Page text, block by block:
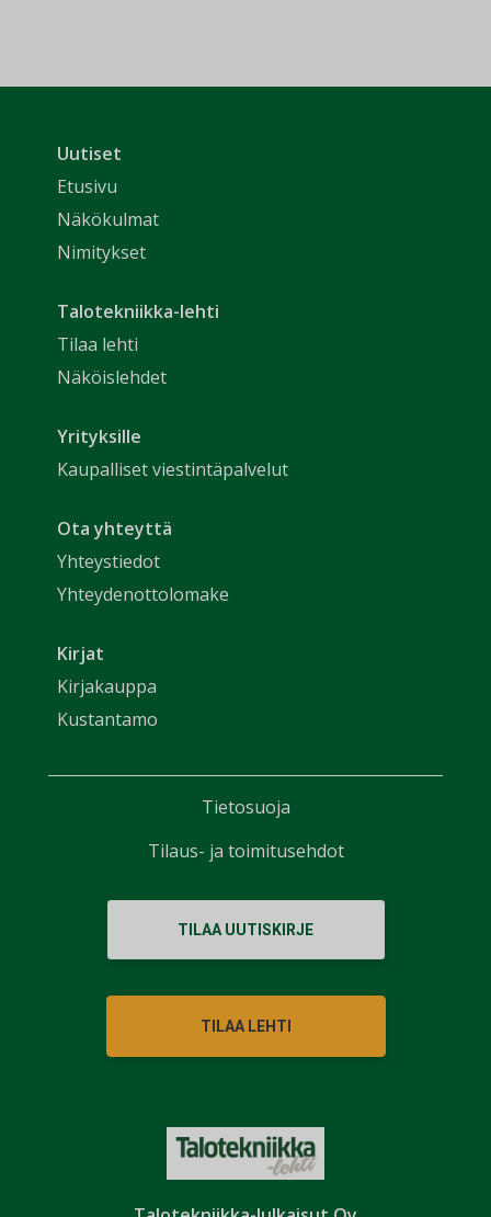
Uutiset
Etusivu
Näkökulmat
Nimitykset
Talotekniikka-lehti
Tilaa lehti
Näköislehdet
Yrityksille
Kaupalliset viestintäpalvelut
Ota yhteyttä
Yhteystiedot
Yhteydenottolomake
Kirjat
Kirjakauppa
Kustantamo
TILAA UUTISKIRJE
TILAA LEHTI
Tietosuoja
Tilaus- ja toimitusehdot